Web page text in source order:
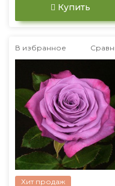
Купить
В избранное
Хит продаж